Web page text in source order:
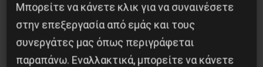
Μπορείτε να κάνετε κλικ για να συναινέσετε
στην επεξεργασία από εμάς και τους
συνεργάτες μας όπως περιγράφεται
παραπάνω. Εναλλακτικά, μπορείτε να κάνετε